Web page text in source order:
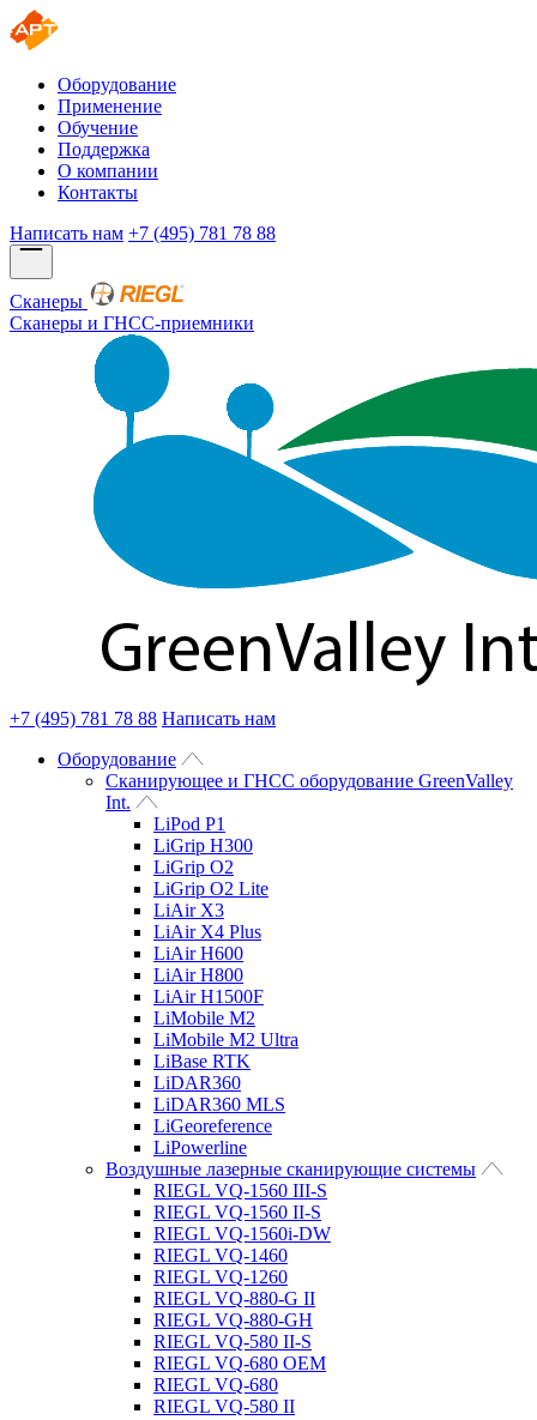
Оборудование
Применение
Обучение
Поддержка
О компании
Контакты
Написать нам +7 (495) 781 78 88
Сканеры
Сканеры и ГНСС-приемники
+7 (495) 781 78 88 Написать нам
Оборудование
Сканирующее и ГНСС оборудование GreenValley
Int.
LiPod P1
LiGrip H300
LiGrip O2
LiGrip O2 Lite
LiAir X3
LiAir X4 Plus
LiAir H600
LiAir H800
LiAir H1500F
LiMobile M2
LiMobile M2 Ultra
LiBase RTK
LiDAR360
LiDAR360 MLS
LiGeoreference
LiPowerline
Воздушные лазерные сканирующие системы
RIEGL VQ-1560 III-S
RIEGL VQ-1560 II-S
RIEGL VQ-1560i-DW
RIEGL VQ-1460
RIEGL VQ-1260
RIEGL VQ-880-G II
RIEGL VQ-880-GH
RIEGL VQ-580 II-S
RIEGL VQ-680 OEM
RIEGL VQ-680
RIEGL VQ-580 II